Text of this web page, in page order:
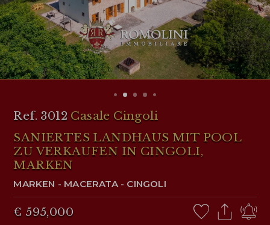
€ $
Sprache:
KUNDENBEREICH
WISHLIST (0)
Ref. 3012 Casale Cingoli
SANIERTES LANDHAUS MIT POOL
ZU VERKAUFEN IN CINGOLI,
MARKEN
MARKEN - MACERATA- CINGOLI
€ 595,000